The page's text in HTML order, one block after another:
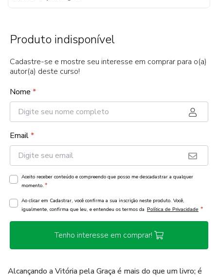
Produto indisponível
Cadastre-se e mostre seu interesse em comprar para o(a)
autor(a) deste curso!
Nome *
Email*
Aceito receber conteúdo e compreendo que posso me descadastrar a qualquer
momento. *
Ao clicar em Cadastrar, você confirma a sua inscrição neste produto. Você,
igualmente, confirma que leu, e entendeu os termos da Política de Privacidade *
Tenho interesse em comprar!
Alcançando a Vitória pela Graça é mais do que um livro; é